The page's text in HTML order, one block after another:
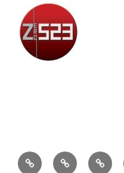
AttualitàCronaca